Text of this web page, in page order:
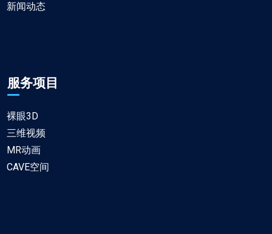
新闻动态
服务项目
裸眼3D
三维视频
MR动画
CAVE空间